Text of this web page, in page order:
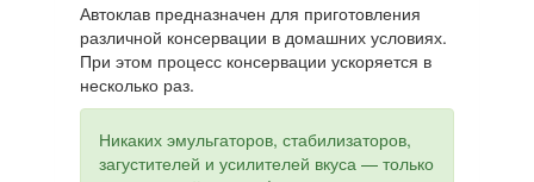
Автоклав предназначен для приготовления
различной консервации в домашних условиях.
При этом процесс консервации ускоряется в
несколько раз.
Никаких эмульгаторов, стабилизаторов,
загустителей и усилителей вкуса — только